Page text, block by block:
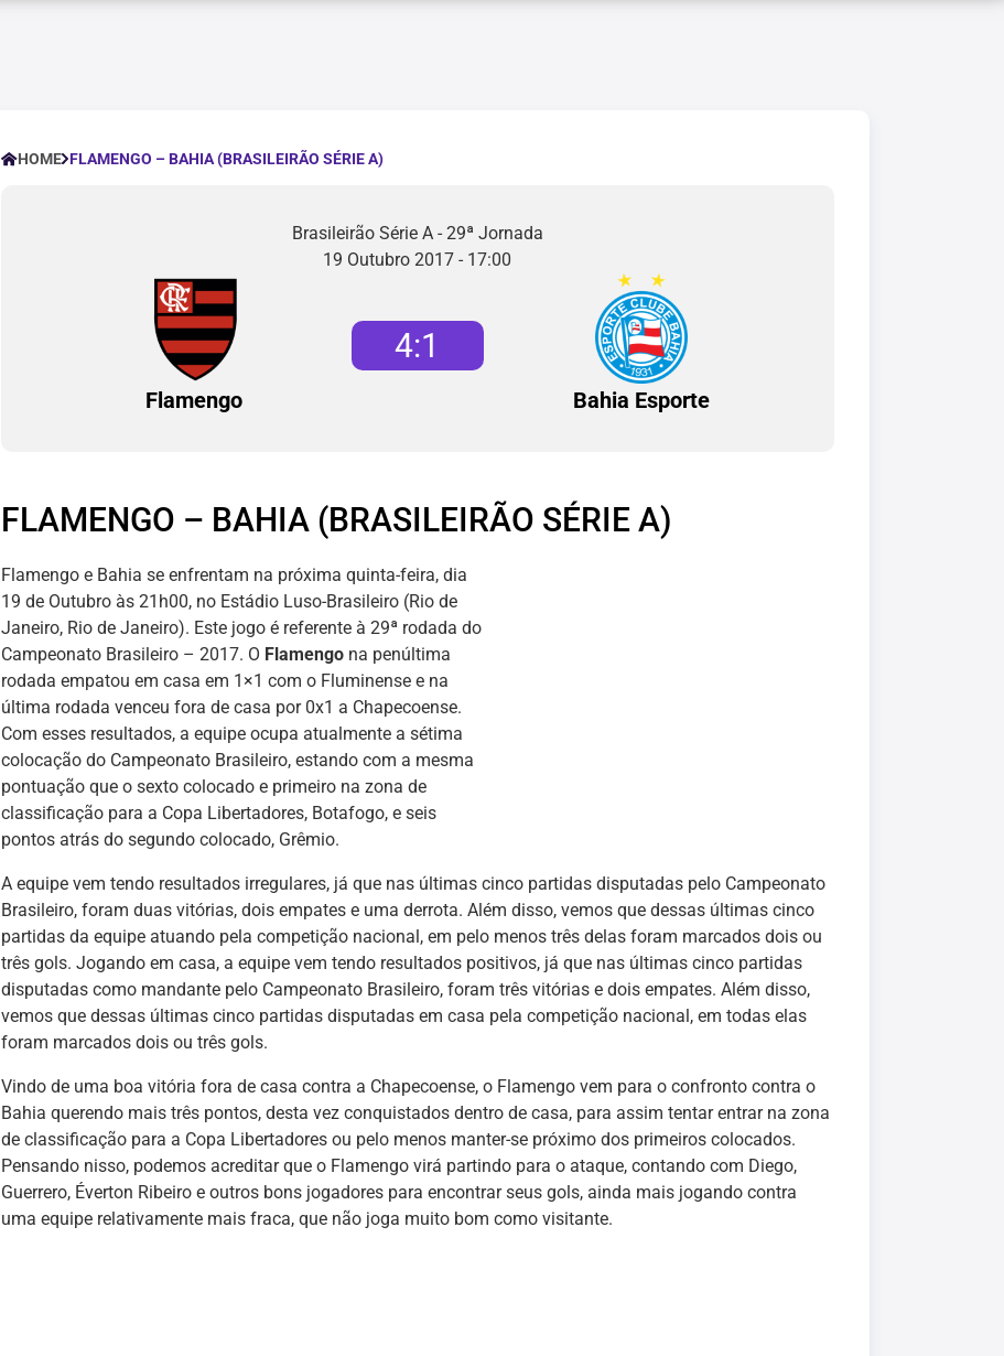
HOME FLAMENGO – BAHIA (BRASILEIRÃO SÉRIE A)
Brasileirão Série A - 29ª Jornada
19 Outubro 2017 - 17:00
Flamengo
4:1
Bahia Esporte
FLAMENGO – BAHIA (BRASILEIRÃO SÉRIE A)
Flamengo e Bahia se enfrentam na próxima quinta-feira, dia
19 de Outubro às 21h00, no Estádio Luso-Brasileiro (Rio de
Janeiro, Rio de Janeiro). Este jogo é referente à 29ª rodada do
Campeonato Brasileiro – 2017. O Flamengona penúltima
rodada empatou em casa em 1×1 com o Fluminense e na
última rodada venceu fora de casa por 0x1 a Chapecoense.
Com esses resultados, a equipe ocupa atualmente a sétima
colocação do Campeonato Brasileiro, estando com a mesma
pontuação que o sexto colocado e primeiro na zona de
classificação para a Copa Libertadores, Botafogo, e seis
pontos atrás do segundo colocado, Grêmio.
A equipe vem tendo resultados irregulares, já que nas últimas cinco partidas disputadas pelo Campeonato
Brasileiro, foram duas vitórias, dois empates e uma derrota. Além disso, vemos que dessas últimas cinco
partidas da equipe atuando pela competição nacional, em pelo menos três delas foram marcados dois ou
três gols. Jogando em casa, a equipe vem tendo resultados positivos, já que nas últimas cinco partidas
disputadas como mandante pelo Campeonato Brasileiro, foram três vitórias e dois empates. Além disso,
vemos que dessas últimas cinco partidas disputadas em casa pela competição nacional, em todas elas
foram marcados dois ou três gols.
Vindo de uma boa vitória fora de casa contra a Chapecoense, o Flamengo vem para o confronto contra o
Bahia querendo mais três pontos, desta vez conquistados dentro de casa, para assim tentar entrar na zona
de classificação para a Copa Libertadores ou pelo menos manter-se próximo dos primeiros colocados.
Pensando nisso, podemos acreditar que o Flamengo virá partindo para o ataque, contando com Diego,
Guerrero, Éverton Ribeiro e outros bons jogadores para encontrar seus gols, ainda mais jogando contra
uma equipe relativamente mais fraca, que não joga muito bom como visitante.